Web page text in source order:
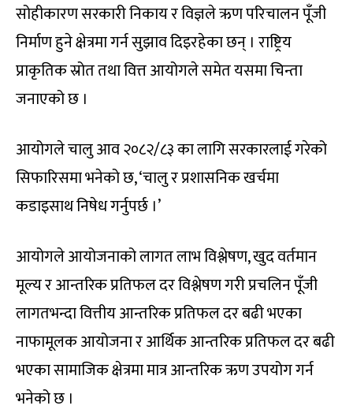
सोहीकारण सरकारी निकाय र विज्ञले ऋण परिचालन पूँजी
निर्माण हुने क्षेत्रमा गर्न सुझाव दिइरहेका छन् । राष्ट्रिय
प्राकृतिक स्रोत तथा वित्त आयोगले समेत यसमा चिन्ता
जनाएको छ ।
आयोगले चालु आव २०८२/८३ का लागि सरकारलाई गरेको
सिफारिसमा भनेको छ, ‘चालु र प्रशासनिक खर्चमा
कडाइसाथ निषेध गर्नुपर्छ ।’
आयोगले आयोजनाको लागत लाभ विश्लेषण, खुद वर्तमान
मूल्य र आन्तरिक प्रतिफल दर विश्लेषण गरी प्रचलिन पूँजी
लागतभन्दा वित्तीय आन्तरिक प्रतिफल दर बढी भएका
नाफामूलक आयोजना र आर्थिक आन्तरिक प्रतिफल दर बढी
भएका सामाजिक क्षेत्रमा मात्र आन्तरिक ऋण उपयोग गर्न
भनेको छ ।